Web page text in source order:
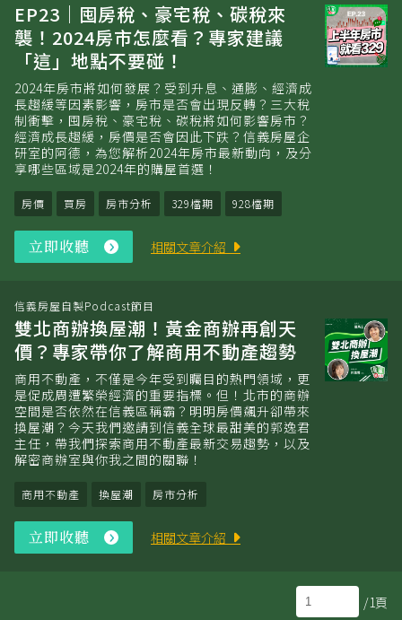
EP23｜囤房稅、豪宅稅、碳稅來
襲！2024房市怎麼看？專家建議
「這」地點不要碰！
2024年房市將如何發展？受到升息、通膨、經濟成
長趨緩等因素影響，房市是否會出現反轉？三大稅
制衝擊，囤房稅、豪宅稅、碳稅將如何影響房市？
經濟成長趨緩，房價是否會因此下跌？信義房屋企
研室的阿德，為您解析2024年房市最新動向，及分
享哪些區域是2024年的購屋首選！
房價 買房 房市分析 329檔期 928檔期
立即收聽
即
相關文章介紹
信義房屋自製Podcast節目
雙北商辦換屋潮！黃金商辦再創天
價？專家帶你了解商用不動產趨勢
商用不動產，不僅是今年受到矚目的熱門領域，更
是促成周遭繁榮經濟的重要指標。但！北市的商辦
空間是否依然在信義區稱霸？明明房價飆升卻帶來
換屋潮？今天我們邀請到信義全球最甜美的郭逸君
主任，帶我們探索商用不動產最新交易趨勢，以及
解密商辦室與你我之間的關聯！
商用不動產 換屋潮 房市分析
立即收聽
即
相關文章介紹
/1頁